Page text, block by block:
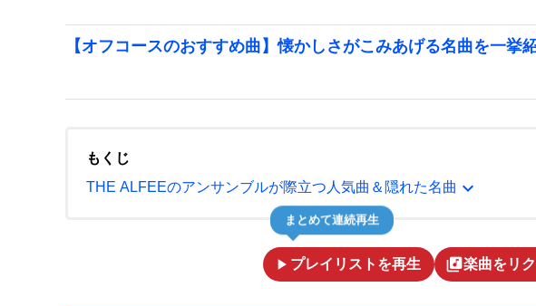
【オフコースのおすすめ曲】懐かしさがこみあげる名曲を一挙
もくじ
THE ALFEEのアンサンブルが際立つ人気曲＆隠れた名曲 expand_more
play_arrow プレイリストを再生
まとめて連続再生
library_music楽曲をリ